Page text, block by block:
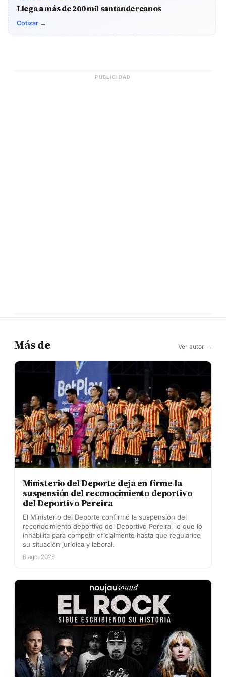
Llega a más de 200 mil santandereanos
Cotizar →
PUBLICIDAD
Más de Ver autor →
Ministerio del Deporte deja en firme la
suspensión del reconocimiento deportivo
del Deportivo Pereira
El Ministerio del Deporte confirmó la suspensión del
reconocimiento deportivo del Deportivo Pereira, lo que lo
inhabilita para competir oficialmente hasta que regularice
su situación jurídica y laboral.
6 ago. 2026